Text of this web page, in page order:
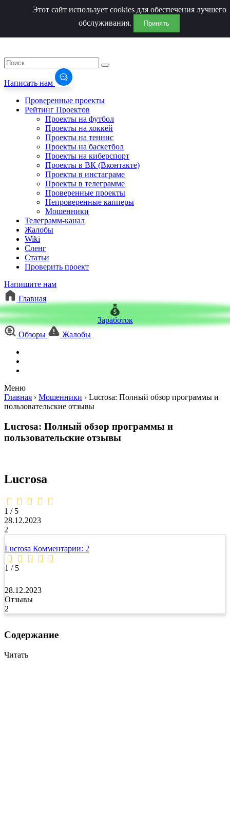
Написать нам
Проверенные проекты
Рейтинг Проектов
Проекты на футбол
Проекты на хоккей
Проекты на теннис
Проекты на баскетбол
Проекты на киберспорт
Проекты в ВК (Вконтакте)
Проекты в инстаграме
Проекты в телеграмме
Проверенные проекты
Непроверенные капперы
Мошенники
Телеграмм-канал
Жалобы
Wiki
Сленг
Статьи
Проверить проект
Напишите нам
Главная
Заработок
Обзоры
Жалобы
Меню
Этот сайт использует cookies для обеспечения лучшего
обслуживания.
Принять
Главная › Мошенники › Lucrosa: Полный обзор программы и
пользовательские отзывы
Lucrosa: Полный обзор программы и
пользовательские отзывы
Lucrosa
1,0
rating
1 / 5
28.12.2023
2
Lucrosa Комментарии: 2
1 / 5
28.12.2023
Отзывы
2
Содержание
Читать